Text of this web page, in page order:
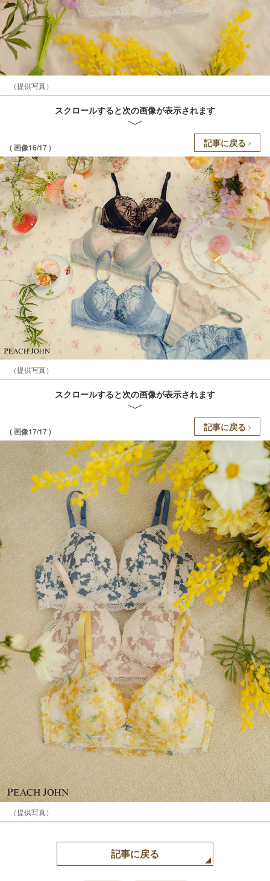
（提供写真）
スクロールすると次の画像が表示されます
( 画像16/17 ) 記事に戻る
（提供写真）
スクロールすると次の画像が表示されます
( 画像17/17 ) 記事に戻る
（提供写真）
記事に戻る